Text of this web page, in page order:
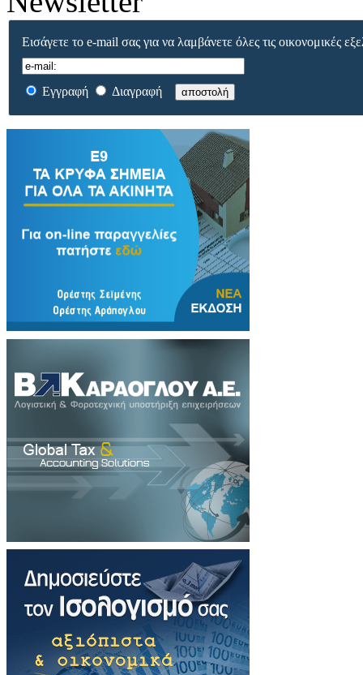
Εισάγετε το e-mail σας για να λαμβάνετε όλες τις οικονομικές
Εγγραφή Διαγραφή αποστολή